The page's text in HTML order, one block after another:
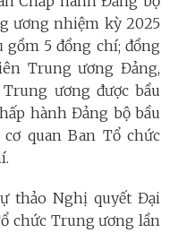
ương nhiệm kỳ 2025
5 đồng chí; đồng
Trung ương Đảng,
ương được bầu
hành Đảng bộ bầu
quan Ban Tổ chức
thảo Nghị quyết Đại
chức Trung ương lần